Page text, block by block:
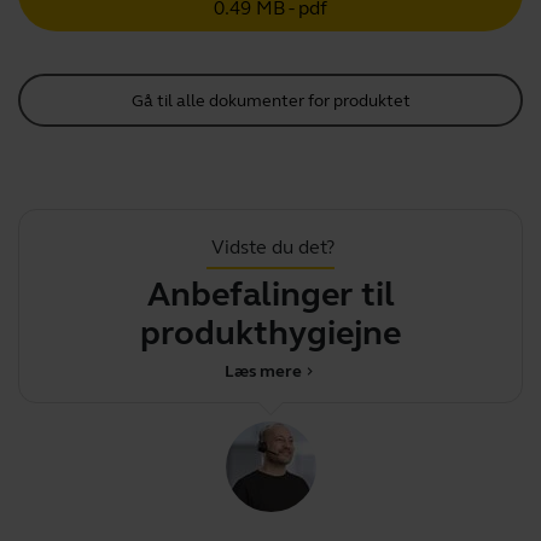
0.49 MB - pdf
Gå til alle dokumenter for produktet
Vidste du det?
Anbefalinger til
produkthygiejne
chevron_right
Læs mere